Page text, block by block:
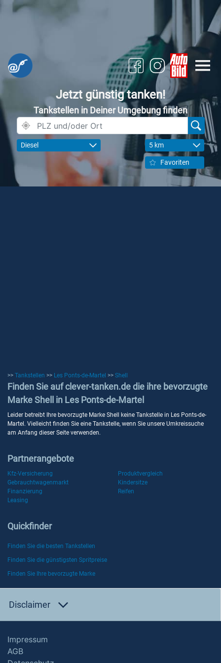
Jetzt günstig tanken!
Tankstellen in Deiner Umgebung finden
Diesel 5 km
Favoriten
>> Tankstellen >> Les Ponts-de-Martel >> Shell
Finden Sie auf clever-tanken.de die ihre bevorzugte
Marke Shell in Les Ponts-de-Martel
Leider betreibt Ihre bevorzugte Marke Shell keine Tankstelle in Les Ponts-de-
Martel. Vielleicht finden Sie eine Tankstelle, wenn Sie unsere Umkreissuche
am Anfang dieser Seite verwenden.
Partnerangebote
Kfz-Versicherung
Produktvergleich
Gebrauchtwagenmarkt
Kindersitze
Finanzierung
Reifen
Leasing
Quickfinder
Finden Sie die besten Tankstellen
Finden Sie die günstigsten Spritpreise
Finden Sie Ihre bevorzugte Marke
Disclaimer
Impressum
AGB